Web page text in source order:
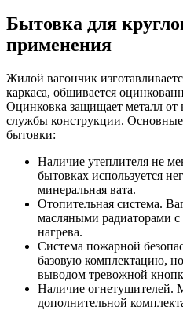
Бытовка для
применения
Жилой вагончик
каркаса, обшивается
Оцинковка защищает металл от
службы конструкции. Основные
бытовки:
Наличие утеплителя не
бытовках используется
минеральная вата.
Отопительная система.
масляными радиаторами с
нагрева.
Система пожарной
базовую комплектацию,
выводом тревожной
Наличие огнетушителей.
дополнительной